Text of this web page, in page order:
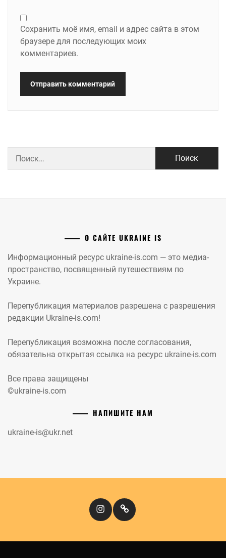
Сохранить моё имя, email и адрес сайта в этом
браузере для последующих моих
комментариев.
О САЙТЕ UKRAINE IS
Информационный ресурс ukraine-is.com — это медиа-
пространство, посвященный путешествиям по
Украине.
Перепубликация материалов разрешена с разрешения
редакции Ukraine-is.com!
Перепубликация возможна после согласования,
обязательна открытая ссылка на ресурс ukraine-is.com
Все права защищены
©ukraine-is.com
НАПИШИТЕ НАМ
ukraine-is@ukr.net
InstagramКіномандри